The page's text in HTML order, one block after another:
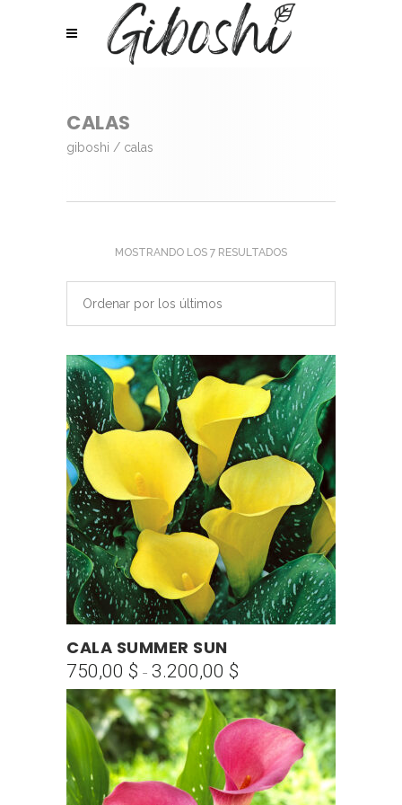
CALAS
giboshi / calas
MOSTRANDO LOS 7 RESULTADOSORDENADO
ÚLTIMOS
Ordenar por los últimos
SELECCIONAR OPCIONES
producto
tiene
múltiples
variantes.
Las
opciones
se
CALA SUMMER SUN
750,00 $ - 3.200,00 $
de
precios:
desde
750,00 $
hasta